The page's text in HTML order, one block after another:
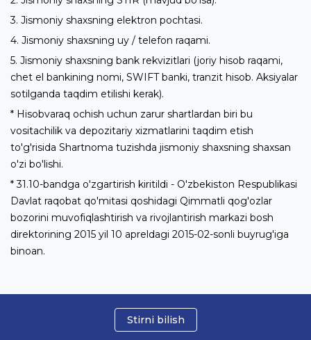
3. Jismoniy shaxsning elektron pochtasi.
4. Jismoniy shaxsning uy / telefon raqami.
5. Jismoniy shaxsning bank rekvizitlari (joriy hisob raqami,
chet el bankining nomi, SWIFT banki, tranzit hisob. Aksiyalar
sotilganda taqdim etilishi kerak).
* Hisobvaraq ochish uchun zarur shartlardan biri bu
vositachilik va depozitariy xizmatlarini taqdim etish
to'g'risida Shartnoma tuzishda jismoniy shaxsning shaxsan
o'zi bo'lishi.
* 31.10-bandga o'zgartirish kiritildi - O'zbekiston Respublikasi
Davlat raqobat qo'mitasi qoshidagi Qimmatli qog'ozlar
bozorini muvofiqlashtirish va rivojlantirish markazi bosh
direktorining 2015 yil 10 apreldagi 2015-02-sonli buyrug'iga
binoan.
Stirni bilish